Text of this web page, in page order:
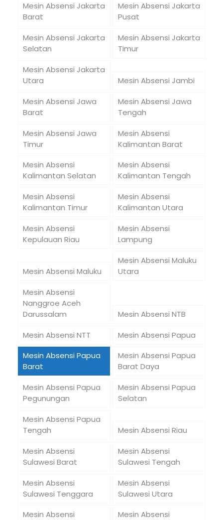
Mesin Absensi Jakarta
Barat
Mesin Absensi Jakarta
Pusat
Mesin Absensi Jakarta
Selatan
Mesin Absensi Jakarta
Timur
Mesin Absensi Jakarta
Utara
Mesin Absensi Jambi
Mesin Absensi Jawa
Barat
Mesin Absensi Jawa
Tengah
Mesin Absensi Jawa
Timur
Mesin Absensi
Kalimantan Barat
Mesin Absensi
Kalimantan Selatan
Mesin Absensi
Kalimantan Tengah
Mesin Absensi
Kalimantan Timur
Mesin Absensi
Kalimantan Utara
Mesin Absensi
Kepulauan Riau
Mesin Absensi
Lampung
Mesin Absensi Maluku
Mesin Absensi Maluku
Utara
Mesin Absensi
Nanggroe Aceh
Darussalam
Mesin Absensi NTB
Mesin Absensi NTT
Mesin Absensi Papua
Mesin Absensi Papua
Barat
Mesin Absensi Papua
Barat Daya
Mesin Absensi Papua
Pegunungan
Mesin Absensi Papua
Selatan
Mesin Absensi Papua
Tengah
Mesin Absensi Riau
Mesin Absensi
Sulawesi Barat
Mesin Absensi
Sulawesi Tengah
Mesin Absensi
Sulawesi Tenggara
Mesin Absensi
Sulawesi Utara
Mesin Absensi
Mesin Absensi